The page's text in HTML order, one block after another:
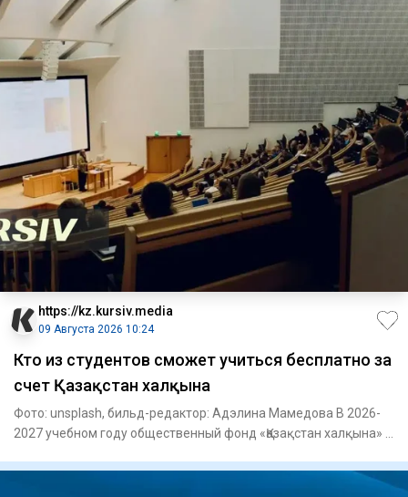
https://kz.kursiv.media
09 Августа 2026 10:24
Кто из студентов сможет учиться бесплатно за
счет Қазақстан халқына
Фото: unsplash, бильд-редактор: Адэлина Мамедова В 2026-
2027 учебном году общественный фонд «Қазақстан халқына» в